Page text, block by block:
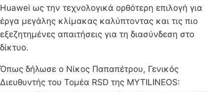
Huawei ως την τεχνολογικά ορθότερη επιλογή για
έργα μεγάλης κλίμακας καλύπτοντας και τις πιο
εξεζητημένες απαιτήσεις για τη διασύνδεση στο
δίκτυο.
Όπως δήλωσε ο Νίκος Παπαπέτρου, Γενικός
Διευθυντής του Τομέα RSD της MYTILINEOS: